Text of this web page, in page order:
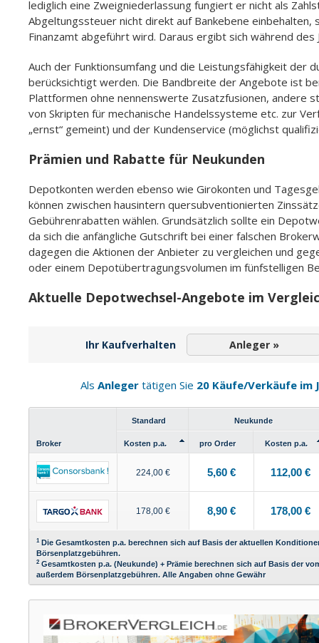
lediglich eine Zweigniederlassung fungiert er nicht als
Abgeltungssteuer nicht direkt auf Bankebene
Finanzamt abgeführt wird. Daraus ergibt sich während
Auch der Funktionsumfang und die Leistungsfähigkeit
berücksichtigt werden. Die Bandbreite der Angebote ist
Plattformen ohne nennenswerte Zusatzfusionen, andere
von Skripten für mechanische Handelssysteme etc. zur
„ernst“ gemeint) und der Kundenservice (möglichst
Prämien und Rabatte für Neukunden
Depotkonten werden ebenso wie Girokonten und
können zwischen hausintern quersubventionierten
Gebührenrabatten wählen. Grundsätzlich sollte ein
da sich die anfängliche Gutschrift bei einer falschen
dagegen die Aktionen der Anbieter zu vergleichen und
oder einem Depotübertragungsvolumen im fünfstelligen
Aktuelle Depotwechsel-Angebote im
Ihr Kaufverhalten Anleger »
Als Anlegertätigen Sie 20 Käufe/Verkäufe im
Broker
Standard Neukunde
Kosten p.a. pro Order Kosten p.a.
1Die Gesamtkosten p.a. berechnen sich auf Basis der aktuellen
Börsenplatzgebühren.
2Gesamtkosten p.a. (Neukunde) + Prämie berechnen sich auf Basis der
außerdem Börsenplatzgebühren. Alle Angaben ohne Gewähr
224,00 € 5,60 € 112,00 €
178,00 € 8,90 € 178,00 €